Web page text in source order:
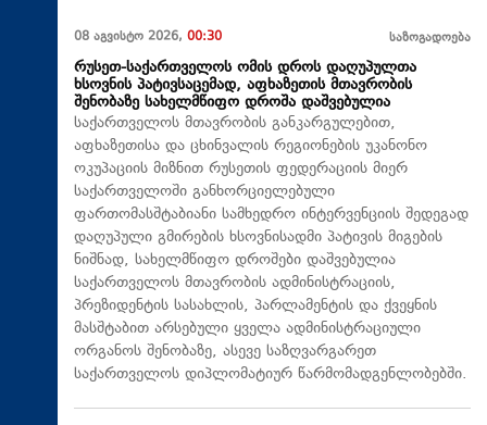
08 აგვისტო 2026, 00:30 საზოგადოება
რუსეთ-საქართველოს ომის დროს დაღუპულთა
ხსოვნის პატივსაცემად, აფხაზეთის მთავრობის
შენობაზე სახელმწიფო დროშა დაშვებულია
საქართველოს მთავრობის განკარგულებით,
აფხაზეთისა და ცხინვალის რეგიონების უკანონო
ოკუპაციის მიზნით რუსეთის ფედერაციის მიერ
საქართველოში განხორციელებული
ფართომასშტაბიანი სამხედრო ინტერვენციის შედეგად
დაღუპული გმირების ხსოვნისადმი პატივის მიგების
ნიშნად, სახელმწიფო დროშები დაშვებულია
საქართველოს მთავრობის ადმინისტრაციის,
პრეზიდენტის სასახლის, პარლამენტის და ქვეყნის
მასშტაბით არსებული ყველა ადმინისტრაციული
ორგანოს შენობაზე, ასევე საზღვარგარეთ
საქართველოს დიპლომატიურ წარმომადგენლობებში.